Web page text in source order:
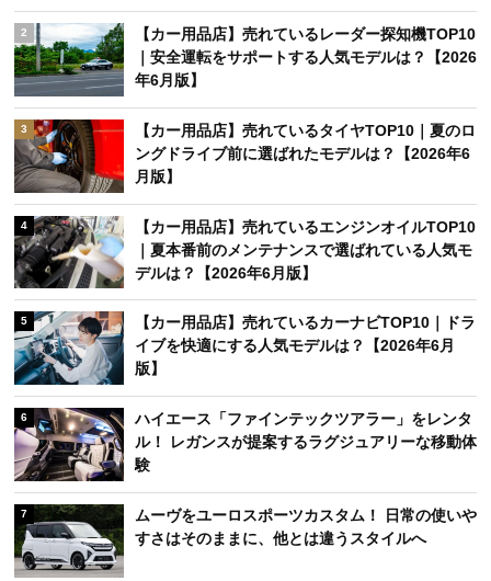
2
【カー用品店】売れているレーダー探知機TOP10
｜安全運転をサポートする人気モデルは？【2026
年6月版】
3
【カー用品店】売れているタイヤTOP10｜夏のロ
ングドライブ前に選ばれたモデルは？【2026年6
月版】
4
【カー用品店】売れているエンジンオイルTOP10
｜夏本番前のメンテナンスで選ばれている人気モ
デルは？【2026年6月版】
5
【カー用品店】売れているカーナビTOP10｜ドラ
イブを快適にする人気モデルは？【2026年6月
版】
6
ハイエース「ファインテックツアラー」をレンタ
ル！ レガンスが提案するラグジュアリーな移動体
験
7
ムーヴをユーロスポーツカスタム！ 日常の使いや
すさはそのままに、他とは違うスタイルへ